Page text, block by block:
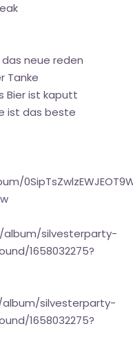
neue reden
Tanke
Bier ist kaputt
ist das beste
silvesterparty-
1658032275?
silvesterparty-
1658032275?